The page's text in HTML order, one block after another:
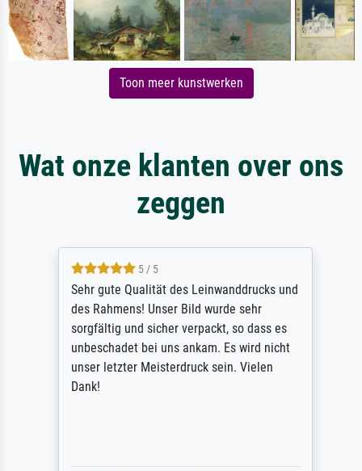
Toon meer kunstwerken
Wat onze klanten over ons
zeggen
5 / 5
Sehr gute Qualität des Leinwanddrucks und
des Rahmens! Unser Bild wurde sehr
sorgfältig und sicher verpackt, so dass es
unbeschadet bei uns ankam. Es wird nicht
unser letzter Meisterdruck sein. Vielen
Dank!